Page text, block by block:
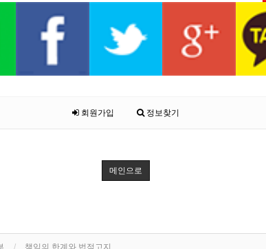
회원가입 정보찾기
메인으로
책임의 한계와 법적고지